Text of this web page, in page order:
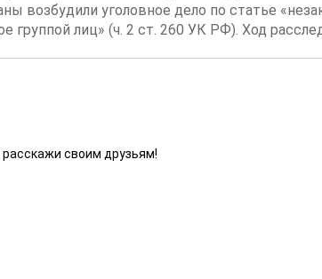
возбудили уголовное дело по статье
лиц» (ч. 2 ст. 260 УК РФ). Ход
своим друзьям!